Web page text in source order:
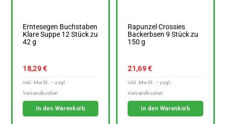
Erntesegen Buchstaben
Klare Suppe 12 Stück zu
42 g
18,29€
In den Warenkorb
Rapunzel Crossies
Backerbsen 9 Stück zu
150 g
21,69€
In den Warenkorb